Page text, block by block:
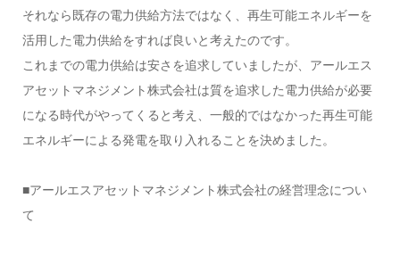
それなら既存の電力供給方法ではなく、再生可能エネルギーを
活用した電力供給をすれば良いと考えたのです。
これまでの電力供給は安さを追求していましたが、アールエス
アセットマネジメント株式会社は質を追求した電力供給が必要
になる時代がやってくると考え、一般的ではなかった再生可能
エネルギーによる発電を取り入れることを決めました。
■アールエスアセットマネジメント株式会社の経営理念につい
て